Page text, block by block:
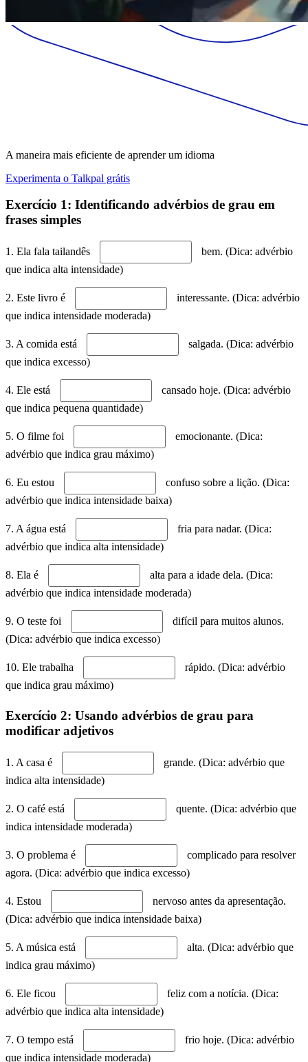
A maneira mais eficiente de aprender um idioma
Experimenta o Talkpal grátis
Exercício 1: Identificando advérbios de grau em
frases simples
1. Ela fala tailandês
bem. (Dica: advérbio
que indica alta intensidade)
2. Este livro é
interessante. (Dica: advérbio
que indica intensidade moderada)
3. A comida está
salgada. (Dica: advérbio
que indica excesso)
4. Ele está
cansado hoje. (Dica: advérbio
que indica pequena quantidade)
5. O filme foi
emocionante. (Dica:
advérbio que indica grau máximo)
6. Eu estou
confuso sobre a lição. (Dica:
advérbio que indica intensidade baixa)
7. A água está
fria para nadar. (Dica:
advérbio que indica alta intensidade)
8. Ela é
alta para a idade dela. (Dica:
advérbio que indica intensidade moderada)
9. O teste foi
difícil para muitos alunos.
(Dica: advérbio que indica excesso)
10. Ele trabalha
rápido. (Dica: advérbio
que indica grau máximo)
Exercício 2: Usando advérbios de grau para
modificar adjetivos
1. A casa é
grande. (Dica: advérbio que
indica alta intensidade)
2. O café está
quente. (Dica: advérbio que
indica intensidade moderada)
3. O problema é
complicado para resolver
agora. (Dica: advérbio que indica excesso)
4. Estou
nervoso antes da apresentação.
(Dica: advérbio que indica intensidade baixa)
5. A música está
alta. (Dica: advérbio que
indica grau máximo)
6. Ele ficou
feliz com a notícia. (Dica:
advérbio que indica alta intensidade)
7. O tempo está
frio hoje. (Dica: advérbio
que indica intensidade moderada)